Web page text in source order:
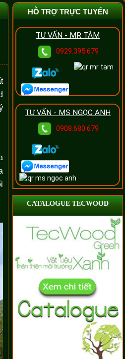
HỖ TRỢ TRỰC TUYẾN
TƯ VẤN - MR TÂM
0929.395.679
TƯ VẤN - MS NGỌC ANH
0908.680.679
CATALOGUE TECWOOD